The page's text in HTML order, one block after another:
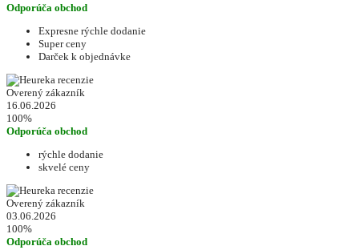
Odporúča obchod
Expresne rýchle dodanie
Super ceny
Darček k objednávke
Overený zákazník
16.06.2026
100%
Odporúča obchod
rýchle dodanie
skvelé ceny
Overený zákazník
03.06.2026
100%
Odporúča obchod